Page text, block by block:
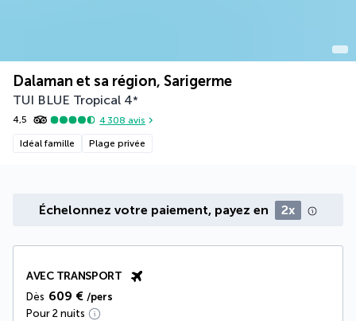
Dalaman et sa région, Sarigerme
TUI BLUE Tropical 4*
4,5 4 308 avis
Idéal famille Plage privée
Échelonnez votre paiement, payez en 2x
AVEC TRANSPORT
Dès 609 € /pers
Pour 2 nuits